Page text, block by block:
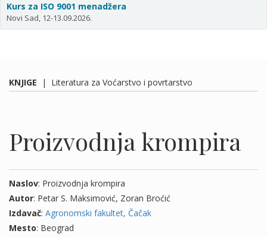
Kurs za ISO 9001 menadžera
Novi Sad, 12-13.09.2026.
KNJIGE | Literatura za Voćarstvo i povrtarstvo
Proizvodnja krompira
Naslov: Proizvodnja krompira
Autor: Petar S. Maksimović, Zoran Broćić
Izdavač: Agronomski fakultet, Čačak
Mesto: Beograd